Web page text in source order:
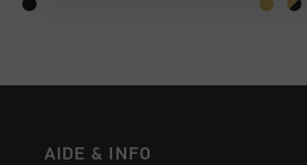
AIDE & INFO